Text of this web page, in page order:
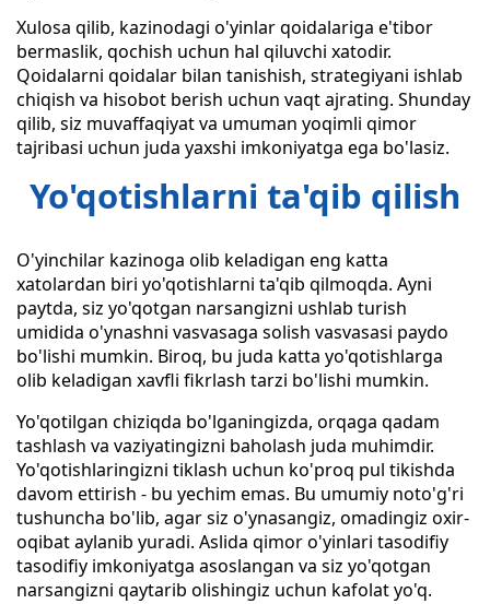
Xulosa qilib, kazinodagi o'yinlar qoidalariga e'tibor
bermaslik, qochish uchun hal qiluvchi xatodir.
Qoidalarni qoidalar bilan tanishish, strategiyani ishlab
chiqish va hisobot berish uchun vaqt ajrating. Shunday
qilib, siz muvaffaqiyat va umuman yoqimli qimor
tajribasi uchun juda yaxshi imkoniyatga ega bo'lasiz.
Yo'qotishlarni ta'qib qilish
O'yinchilar kazinoga olib keladigan eng katta
xatolardan biri yo'qotishlarni ta'qib qilmoqda. Ayni
paytda, siz yo'qotgan narsangizni ushlab turish
umidida o'ynashni vasvasaga solish vasvasasi paydo
bo'lishi mumkin. Biroq, bu juda katta yo'qotishlarga
olib keladigan xavfli fikrlash tarzi bo'lishi mumkin.
Yo'qotilgan chiziqda bo'lganingizda, orqaga qadam
tashlash va vaziyatingizni baholash juda muhimdir.
Yo'qotishlaringizni tiklash uchun ko'proq pul tikishda
davom ettirish - bu yechim emas. Bu umumiy noto'g'ri
tushuncha bo'lib, agar siz o'ynasangiz, omadingiz oxir-
oqibat aylanib yuradi. Aslida qimor o'yinlari tasodifiy
tasodifiy imkoniyatga asoslangan va siz yo'qotgan
narsangizni qaytarib olishingiz uchun kafolat yo'q.